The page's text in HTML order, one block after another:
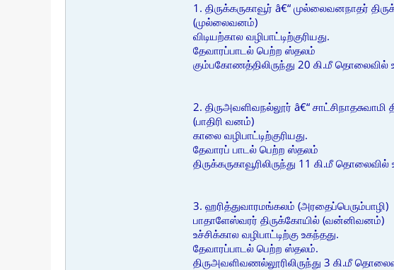
1. திருக்கருகாவூர் â€“ முல்லைவனநாதர்
(முல்லைவனம்)
விடியற்கால வழிபாட்டிற்குரியது.
தேவாரப்பாடல் பெற்ற ஸ்தலம்
கும்பகோணத்திலிருந்து 20 கி.மீ தொலைவில்
2. திருஅவளிவநல்லூர் â€“ சாட்சிநாதசுவாமி
(பாதிரி வனம்)
காலை வழிபாட்டிற்குரியது.
தேவாரப் பாடல் பெற்ற ஸ்தலம்
திருக்கருகாவூரிலிருந்து 11 கி.மீ
3. ஹரித்துவாரமங்கலம் (அரதைப்பெரும்பாழி)
பாதாளேஸ்வரர் திருக்கோயில் (வன்னிவனம்)
உச்சிக்கால வழிபாட்டிற்கு உகந்தது.
தேவாரப்பாடல் பெற்ற ஸ்தலம்.
திருஅவளிவணல்லூரிலிருந்து 3 கி.மீ